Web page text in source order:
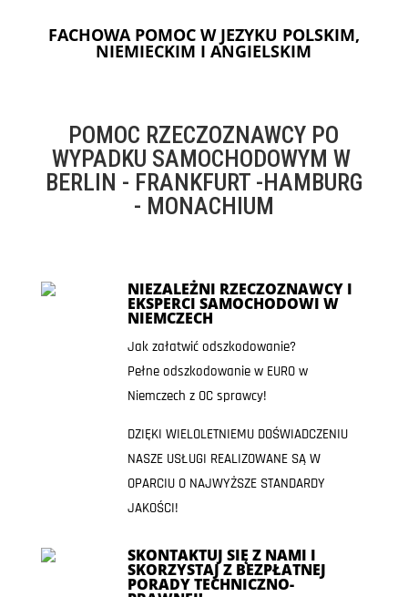
FACHOWA POMOC W JEZYKU POLSKIM,
NIEMIECKIM I ANGIELSKIM
POMOC RZECZOZNAWCY PO
WYPADKU SAMOCHODOWYM W
BERLIN - FRANKFURT -HAMBURG
- MONACHIUM
NIEZALEŻNI RZECZOZNAWCY I
EKSPERCI SAMOCHODOWI W
NIEMCZECH
Jak załatwić odszkodowanie?
Pełne odszkodowanie w EURO w
Niemczech z OC sprawcy!
DZIĘKI WIELOLETNIEMU DOŚWIADCZENIU
NASZE USŁUGI REALIZOWANE SĄ W
OPARCIU O NAJWYŻSZE STANDARDY
JAKOŚCI!
SKONTAKTUJ SIĘ Z NAMI I
SKORZYSTAJ Z BEZPŁATNEJ
PORADY TECHNICZNO-